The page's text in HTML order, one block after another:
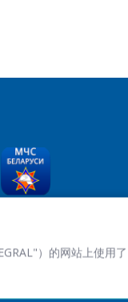
）的网站上使用